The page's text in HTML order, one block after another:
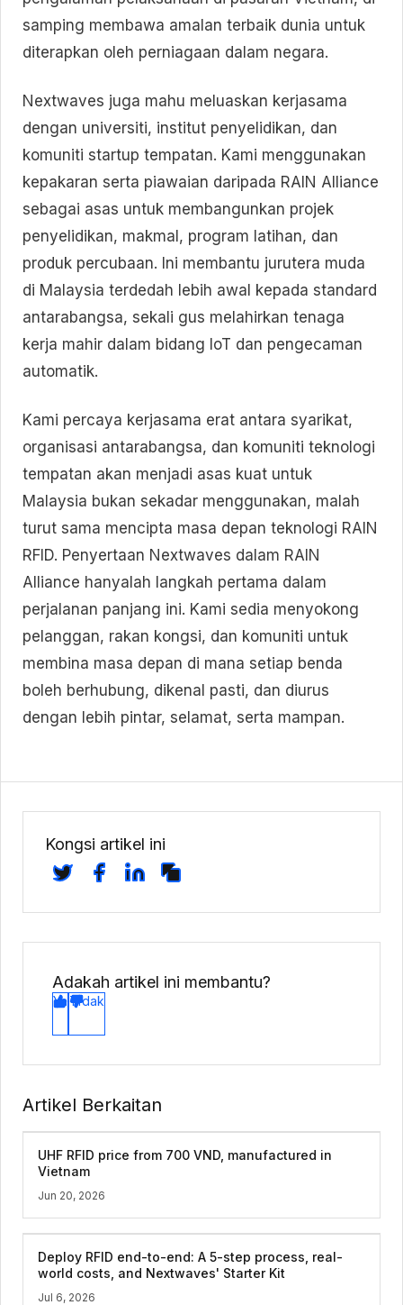
samping membawa amalan terbaik dunia untuk
diterapkan oleh perniagaan dalam negara.
Nextwaves juga mahu meluaskan kerjasama
dengan universiti, institut penyelidikan, dan
komuniti startup tempatan. Kami menggunakan
kepakaran serta piawaian daripada RAIN Alliance
sebagai asas untuk membangunkan projek
penyelidikan, makmal, program latihan, dan
produk percubaan. Ini membantu jurutera muda
di Malaysia terdedah lebih awal kepada standard
antarabangsa, sekali gus melahirkan tenaga
kerja mahir dalam bidang IoT dan pengecaman
automatik.
Kami percaya kerjasama erat antara syarikat,
organisasi antarabangsa, dan komuniti teknologi
tempatan akan menjadi asas kuat untuk
Malaysia bukan sekadar menggunakan, malah
turut sama mencipta masa depan teknologi RAIN
RFID. Penyertaan Nextwaves dalam RAIN
Alliance hanyalah langkah pertama dalam
perjalanan panjang ini. Kami sedia menyokong
pelanggan, rakan kongsi, dan komuniti untuk
membina masa depan di mana setiap benda
boleh berhubung, dikenal pasti, dan diurus
dengan lebih pintar, selamat, serta mampan.
Kongsi artikel ini
Adakah artikel ini membantu?
YaTidak
Artikel Berkaitan
UHF RFID price from 700 VND, manufactured in
Vietnam
Jun 20, 2026
Deploy RFID end-to-end: A 5-step process, real-
world costs, and Nextwaves' Starter Kit
Jul 6, 2026